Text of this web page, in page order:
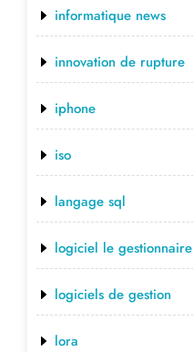
informatique news
innovation de rupture
iphone
iso
langage sql
logiciel le gestionnaire
logiciels de gestion
lora